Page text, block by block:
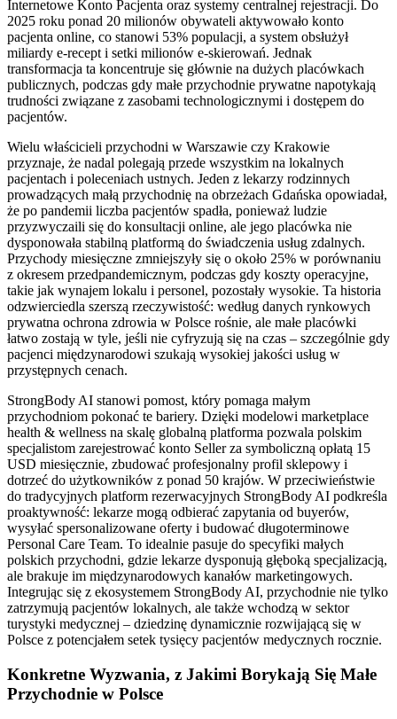
Internetowe Konto Pacjenta oraz systemy centralnej rejestracji. Do
2025 roku ponad 20 milionów obywateli aktywowało konto
pacjenta online, co stanowi 53% populacji, a system obsłużył
miliardy e-recept i setki milionów e-skierowań. Jednak
transformacja ta koncentruje się głównie na dużych placówkach
publicznych, podczas gdy małe przychodnie prywatne napotykają
trudności związane z zasobami technologicznymi i dostępem do
pacjentów.
Wielu właścicieli przychodni w Warszawie czy Krakowie
przyznaje, że nadal polegają przede wszystkim na lokalnych
pacjentach i poleceniach ustnych. Jeden z lekarzy rodzinnych
prowadzących małą przychodnię na obrzeżach Gdańska opowiadał,
że po pandemii liczba pacjentów spadła, ponieważ ludzie
przyzwyczaili się do konsultacji online, ale jego placówka nie
dysponowała stabilną platformą do świadczenia usług zdalnych.
Przychody miesięczne zmniejszyły się o około 25% w porównaniu
z okresem przedpandemicznym, podczas gdy koszty operacyjne,
takie jak wynajem lokalu i personel, pozostały wysokie. Ta historia
odzwierciedla szerszą rzeczywistość: według danych rynkowych
prywatna ochrona zdrowia w Polsce rośnie, ale małe placówki
łatwo zostają w tyle, jeśli nie cyfryzują się na czas – szczególnie gdy
pacjenci międzynarodowi szukają wysokiej jakości usług w
przystępnych cenach.
StrongBody AI stanowi pomost, który pomaga małym
przychodniom pokonać te bariery. Dzięki modelowi marketplace
health & wellness na skalę globalną platforma pozwala polskim
specjalistom zarejestrować konto Seller za symboliczną opłatą 15
USD miesięcznie, zbudować profesjonalny profil sklepowy i
dotrzeć do użytkowników z ponad 50 krajów. W przeciwieństwie
do tradycyjnych platform rezerwacyjnych StrongBody AI podkreśla
proaktywność: lekarze mogą odbierać zapytania od buyerów,
wysyłać spersonalizowane oferty i budować długoterminowe
Personal Care Team. To idealnie pasuje do specyfiki małych
polskich przychodni, gdzie lekarze dysponują głęboką specjalizacją,
ale brakuje im międzynarodowych kanałów marketingowych.
Integrując się z ekosystemem StrongBody AI, przychodnie nie tylko
zatrzymują pacjentów lokalnych, ale także wchodzą w sektor
turystyki medycznej – dziedzinę dynamicznie rozwijającą się w
Polsce z potencjałem setek tysięcy pacjentów medycznych rocznie.
Konkretne Wyzwania, z Jakimi Borykają Się Małe
Przychodnie w Polsce